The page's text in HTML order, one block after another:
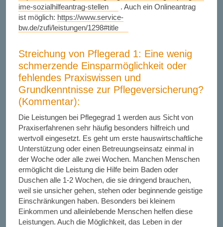
ime-sozialhilfeantrag-stellen
. Auch ein Onlineantrag
ist möglich: https://www.service-
bw.de/zufi/leistungen/1298#title
Streichung von Pflegerad 1: Eine wenig
schmerzende Einsparmöglichkeit oder
fehlendes Praxiswissen und
Grundkenntnisse zur Pflegeversicherung?
(Kommentar):
Die Leistungen bei Pflegegrad 1 werden aus Sicht von
Praxiserfahrenen sehr häufig besonders hilfreich und
wertvoll eingesetzt. Es geht um erste hauswirtschaftliche
Unterstützung oder einen Betreuungseinsatz einmal in
der Woche oder alle zwei Wochen. Manchen Menschen
ermöglicht die Leistung die Hilfe beim Baden oder
Duschen alle 1-2 Wochen, die sie dringend brauchen,
weil sie unsicher gehen, stehen oder beginnende geistige
Einschränkungen haben. Besonders bei kleinem
Einkommen und alleinlebende Menschen helfen diese
Leistungen. Auch die Möglichkeit, das Leben in der